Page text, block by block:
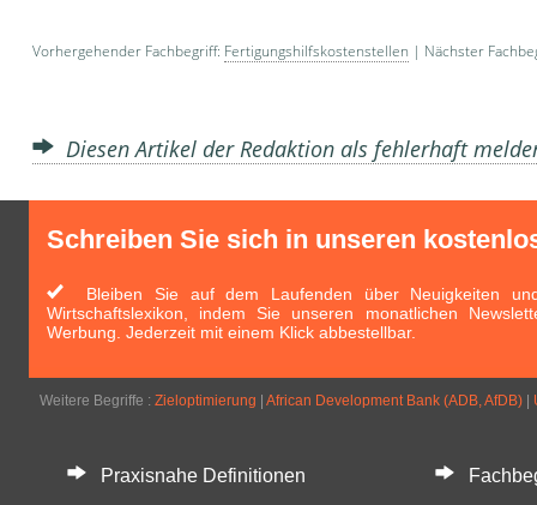
Vorhergehender Fachbegriff: Fertigungshilfskostenstellen | Nächster
Diesen Artikel der Redaktion als fehlerhaft
Schreiben Sie sich in unseren
Bleiben Sie auf dem Laufenden über Neuigkeiten
Wirtschaftslexikon, indem Sie unseren monatlichen
Werbung. Jederzeit mit einem Klick abbestellbar.
Weitere Begriffe : Zieloptimierung African Development Bank (ADB, AfDB)
Praxisnahe Definitionen